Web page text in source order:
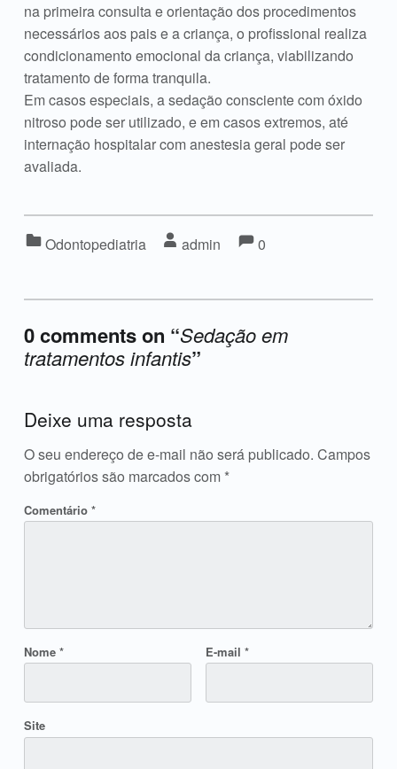
na primeira consulta e orientação dos procedimentos
necessários aos pais e a criança, o profissional realiza
condicionamento emocional da criança, viabilizando
tratamento de forma tranquila.
Em casos especiais, a sedação consciente com óxido
nitroso pode ser utilizado, e em casos extremos, até
internação hospitalar com anestesia geral pode ser
avaliada.
Odontopediatria admin
Comentários:
0
0 comments on “Sedação em
tratamentos infantis”
Deixe uma resposta
O seu endereço de e-mail não será publicado. Campos
obrigatórios são marcados com *
Comentário *
Nome * E-mail *
Site